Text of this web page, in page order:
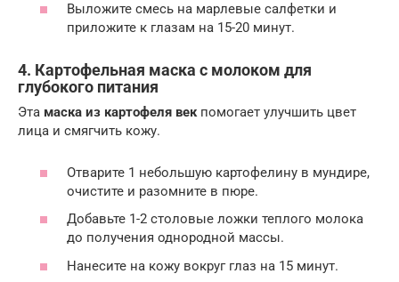
Выложите смесь на марлевые салфетки и
приложите к глазам на 15-20 минут.
4. Картофельная маска с молоком для
глубокого питания
Эта маска из картофеля векпомогает улучшить цвет
лица и смягчить кожу.
Отварите 1 небольшую картофелину в мундире,
очистите и разомните в пюре.
Добавьте 1-2 столовые ложки теплого молока
до получения однородной массы.
Нанесите на кожу вокруг глаз на 15 минут.